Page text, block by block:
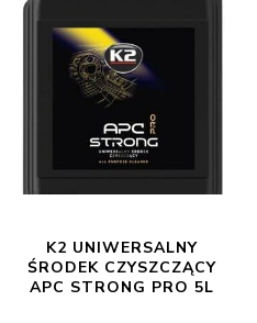
K2 UNIWERSALNY
ŚRODEK CZYSZCZĄCY
APC STRONG PRO 5L